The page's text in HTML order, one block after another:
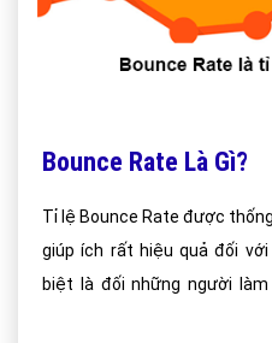
Bounce Rate Là Gì?
Tỉ lệ Bounce Rate được
giúp ích rất hiệu quả đối
biệt là đối những người làm